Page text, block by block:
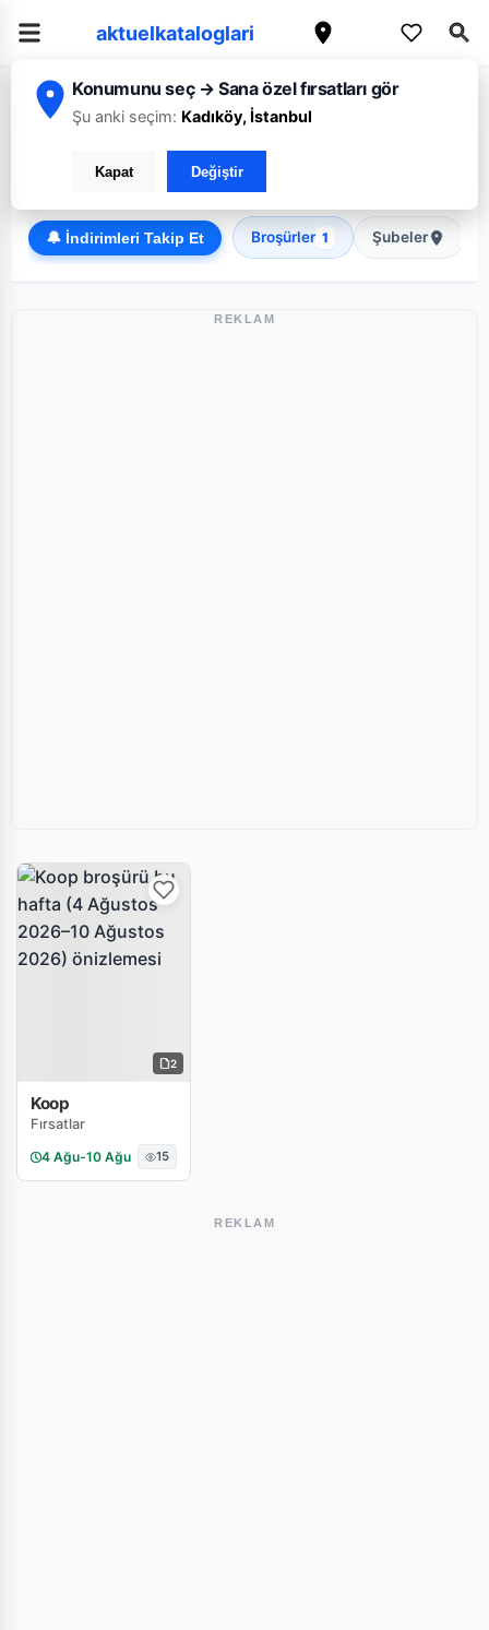
aktuelkataloglari
Konumunu seç → Sana özel fırsatları gör
Şu anki seçim: Kadıköy, İstanbul
Kapat Değiştir
Ana Sayfa/Erzurum /Koop
Discount
🔔 İndirimleri Takip Et Broşürler 1 Şubeler
REKLAM
2
Koop
Fırsatlar
4 Ağu-10 Ağu 15
REKLAM